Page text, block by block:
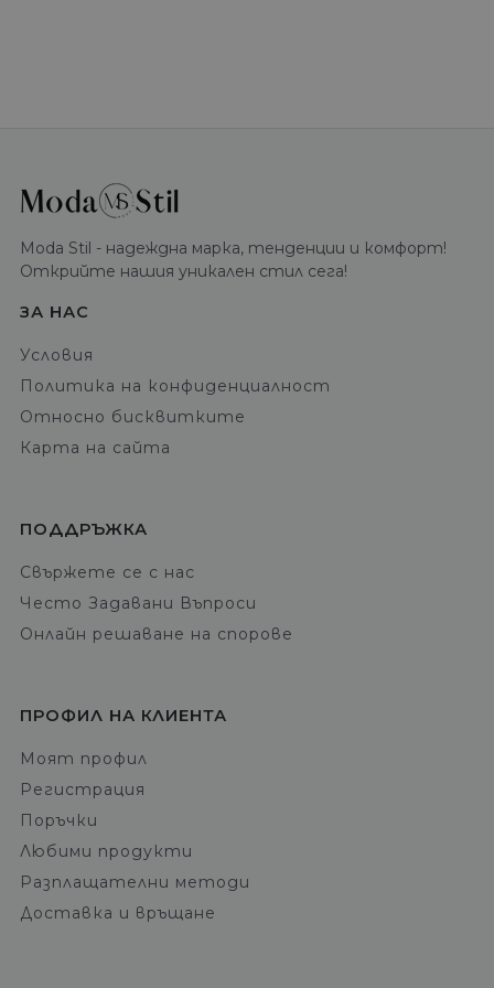
Moda Stil - надеждна марка, тенденции и комфорт!
Открийте нашия уникален стил сега!
ЗА НАС
Условия
Политика на конфиденциалност
Относно бисквитките
Карта на сайта
ПОДДРЪЖКА
Свържете се с нас
Често Задавани Въпроси
Онлайн решаване на спорове
ПРОФИЛ НА КЛИЕНТА
Моят профил
Регистрация
Поръчки
Любими продукти
Разплащателни методи
Доставка и връщане